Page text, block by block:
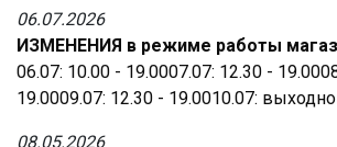
06.07.2026
ИЗМЕНЕНИЯ в режиме работы
06.07: 10.00 - 19.0007.07: 12.30 -
19.0009.07: 12.30 - 19.0010.07:
08.05.2026